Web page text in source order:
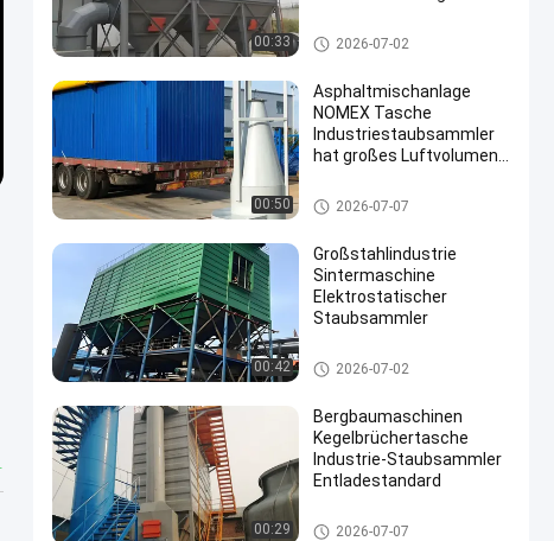
00:33 Schlauchfilter
2026-07-02
00:50
Asphaltmischanlage
NOMEX Tasche
Industriestaubsammler
hat großes Luftvolumen
Schlauchfilter
2026-07-07
00:42
Großstahlindustrie
Sintermaschine
Elektrostatischer
Staubsammler
Schlauchfilter
2026-07-02
00:29
Bergbaumaschinen
Kegelbrüchertasche
Industrie-Staubsammler
Entladestandard
Schlauchfilter
2026-07-07